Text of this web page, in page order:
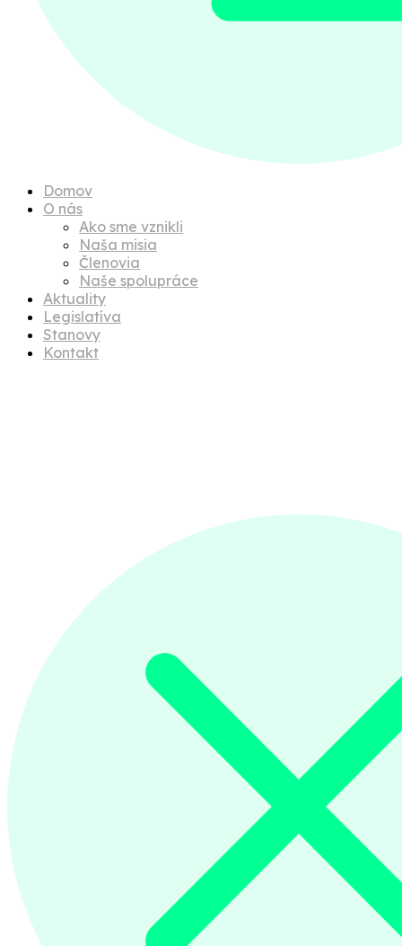
Domov
O nás
Ako sme vznikli
Naša misia
Členovia
Naše spolupráce
Aktuality
Legislatíva
Stanovy
Kontakt